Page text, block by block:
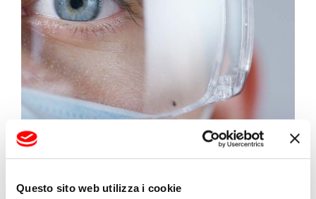
Questo sito web utilizza i cookie
Grazie all’estrusione di lastre in qualità ottica